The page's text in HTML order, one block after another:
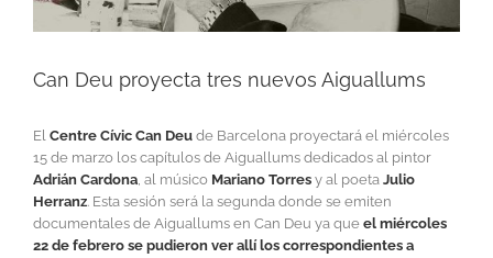
Can Deu proyecta tres nuevos Aiguallums
El Centre Cívic Can Deu de Barcelona proyectará el miércoles
15 de marzo los capítulos de Aiguallums dedicados al pintor
Adrián Cardona, al músico Mariano Torres y al poeta Julio
Herranz. Esta sesión será la segunda donde se emiten
documentales de Aiguallums en Can Deu ya que el miércoles
22 de febrero se pudieron ver allí los correspondientes a